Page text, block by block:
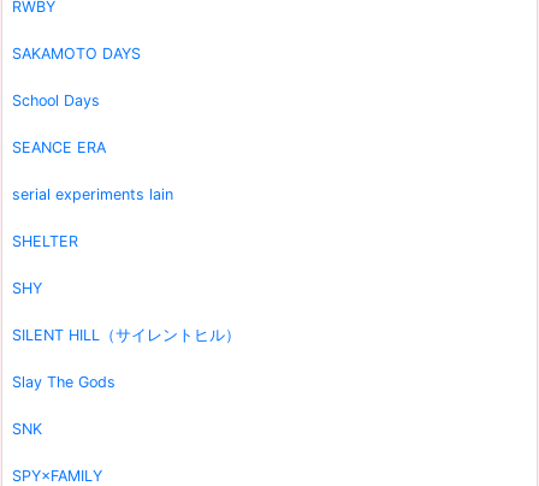
RWBY
SAKAMOTO DAYS
School Days
SEANCE ERA
serial experiments lain
SHELTER
SHY
SILENT HILL（サイレントヒル）
Slay The Gods
SNK
SPY×FAMILY